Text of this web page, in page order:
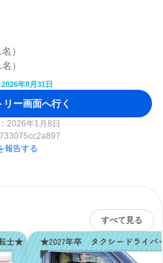
）
年8月31日
リー画面へ行く
2026年1月8日
報告する
すべて見る